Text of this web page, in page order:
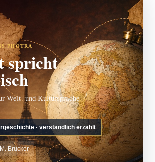
PHOTRA
spricht
Welt- und Kultursprache
· verständlich erzählt
Brucker